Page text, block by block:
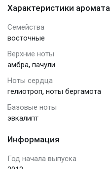
Характеристики аромата
Семейства
восточные
Верхние ноты
амбра, пачули
Ноты сердца
гелиотроп, ноты бергамота
Базовые ноты
эвкалипт
Информация
Год начала выпуска